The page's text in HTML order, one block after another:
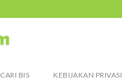
CARI BIS KEBIJAKAN PRIVASI